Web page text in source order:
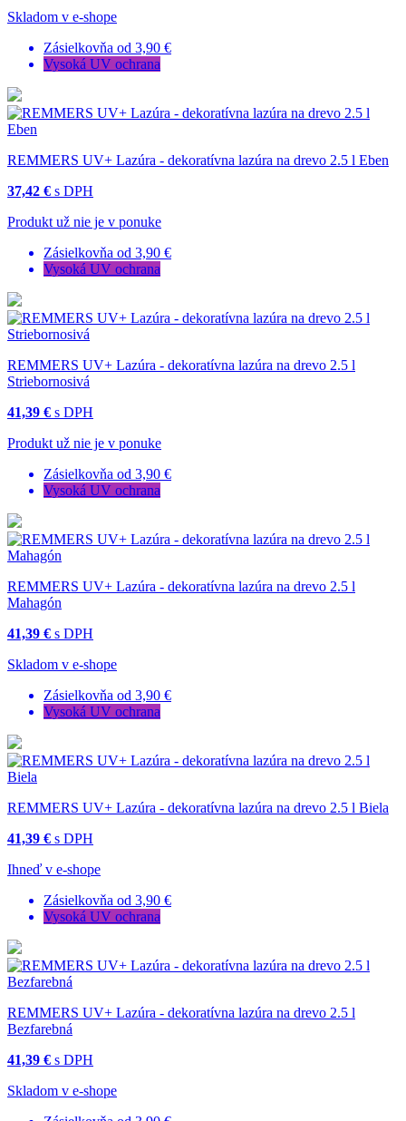
Skladom v e-shope
Zásielkovňa od 3,90 €
Vysoká UV ochrana
REMMERS UV+ Lazúra - dekoratívna lazúra na drevo 2.5 l Eben
37,42 € s DPH
Produkt už nie je v ponuke
Zásielkovňa od 3,90 €
Vysoká UV ochrana
REMMERS UV+ Lazúra - dekoratívna lazúra na drevo 2.5 l
Striebornosivá
41,39 € s DPH
Produkt už nie je v ponuke
Zásielkovňa od 3,90 €
Vysoká UV ochrana
REMMERS UV+ Lazúra - dekoratívna lazúra na drevo 2.5 l
Mahagón
41,39 € s DPH
Skladom v e-shope
Zásielkovňa od 3,90 €
Vysoká UV ochrana
REMMERS UV+ Lazúra - dekoratívna lazúra na drevo 2.5 l Biela
41,39 € s DPH
Ihneď v e-shope
Zásielkovňa od 3,90 €
Vysoká UV ochrana
REMMERS UV+ Lazúra - dekoratívna lazúra na drevo 2.5 l
Bezfarebná
41,39 € s DPH
Skladom v e-shope